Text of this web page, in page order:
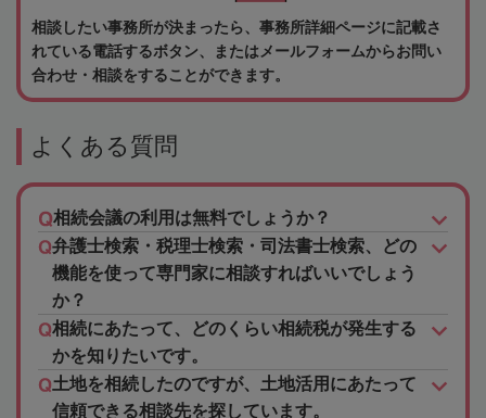
相談したい事務所が決まったら、事務所詳細ページに記載さ
れている電話するボタン、またはメールフォームからお問い
合わせ・相談をすることができます。
よくある質問
相続会議の利用は無料でしょうか？
弁護士検索・税理士検索・司法書士検索、どの
機能を使って専門家に相談すればいいでしょう
か？
相続にあたって、どのくらい相続税が発生する
かを知りたいです。
土地を相続したのですが、土地活用にあたって
信頼できる相談先を探しています。